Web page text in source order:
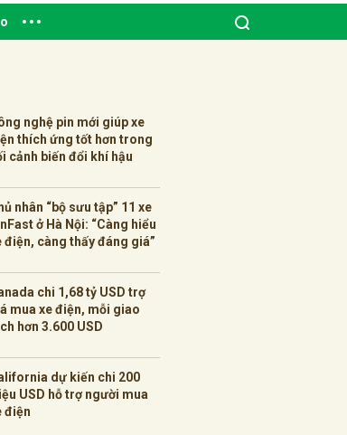
nghệ pin mới giúp xe
thích ứng tốt hơn trong
cảnh biến đổi khí hậu
nhân “bộ sưu tập” 11 xe
ở Hà Nội: “Càng hiểu
điện, càng thấy đáng giá”
chi 1,68 tỷ USD trợ
mua xe điện, mỗi giao
hơn 3.600 USD
dự kiến chi 200
USD hỗ trợ người mua
điện